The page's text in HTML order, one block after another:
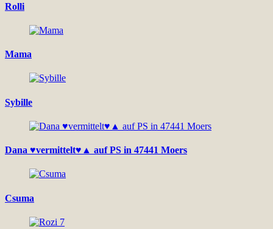
Rolli
Mama
Sybille
Dana ♥vermittelt♥▲ auf PS in 47441 Moers
Csuma